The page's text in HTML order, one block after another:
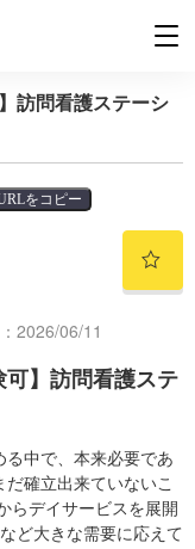
訪問看護ステーシ
をコピー
2026/06/11
可】訪問看護ステ
中で、本来必要であ
確立出来ていないこ
らデイサービスを展開
ど大きな需要に応えて